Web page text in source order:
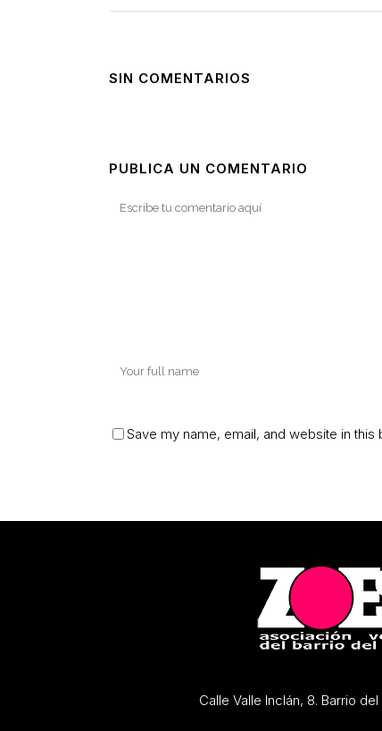
SIN COMENTARIOS
PUBLICA UN COMENTARIO
Save my name, email, and website in
Calle Valle Inclán, 8. Barrio